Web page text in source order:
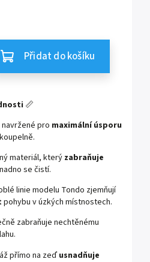
Přidat do košíku
📏
pro maximální úsporu
materiál, kterýzabraňuje
se čistí.
linie modelu Tondo zjemňují
pohybu v úzkých místnostech.
zabraňuje nechtěnému
přímo na zeď usnadňuje